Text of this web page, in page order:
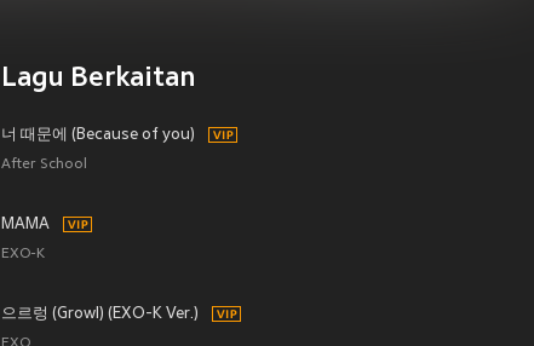
Lagu Berkaitan
너 때문에 (Because of you)
After School
MAMA
EXO-K
으르렁 (Growl) (EXO-K Ver.)